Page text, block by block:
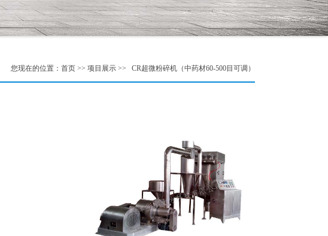
您现在的位置：首页 >> 项目展示 >> CR超微粉碎机（中药材60-500目可调）